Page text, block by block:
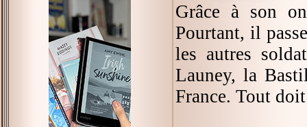
Grâce à son
Pourtant, il
les autres
Launey, la
France. Tout